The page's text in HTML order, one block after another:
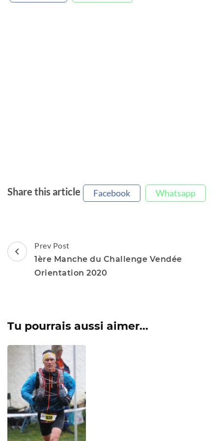
Share this article Facebook Whatsapp
Post
Navigation
Prev Post
1ère Manche du Challenge Vendée
Orientation 2020
Tu pourrais aussi aimer...